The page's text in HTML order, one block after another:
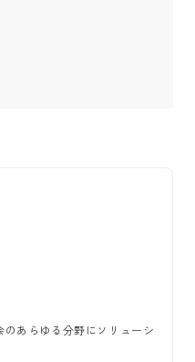
あらゆる分野にソリューシ